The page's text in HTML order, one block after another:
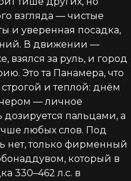
взгляда — чистые
и уверенная посадка,
В движении —
взялся за руль, и город
Это та Панамера, что
и теплой: днём
— личное
дозируется пальцами, а
любых слов. Под
нет, только фирменный
который в
330–462 л.с. в